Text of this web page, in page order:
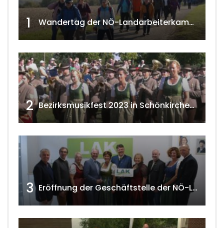
1 Wandertag der NÖ-Landarbeiterkammer in Hollabrunn 2024
2 Bezirksmusikfest 2023 in Schönkirchen-Reyersdorf
3 Eröffnung der Geschäftstelle der NÖ-Landarbeiterkammer in Mistelbach w4tv174